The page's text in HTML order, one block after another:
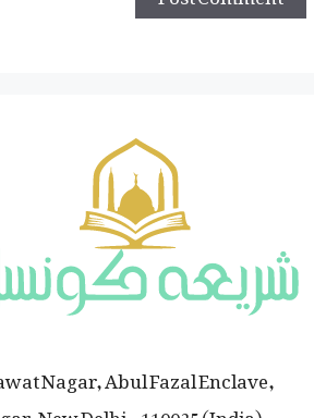
Nagar, Abul Fazal Enclave,